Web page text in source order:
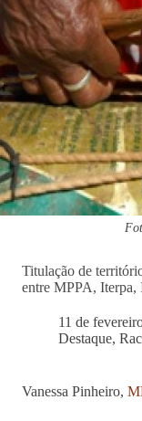
Titulação de
entre MPPA, Iterpa,
11 de
Destaque,
Vanessa Pinheiro,